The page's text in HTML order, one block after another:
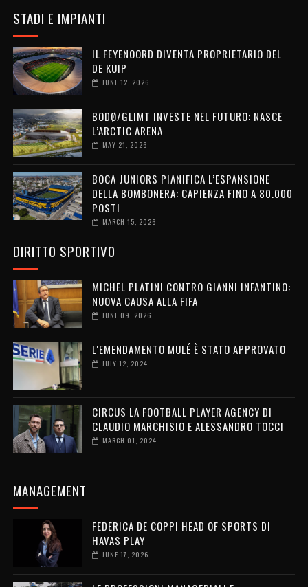
STADI E IMPIANTI
IL FEYENOORD DIVENTA PROPRIETARIO DEL
DE KUIP
JUNE 12, 2026
BODØ/GLIMT INVESTE NEL FUTURO: NASCE
L’ARCTIC ARENA
MAY 21, 2026
BOCA JUNIORS PIANIFICA L’ESPANSIONE
DELLA BOMBONERA: CAPIENZA FINO A 80.000
POSTI
MARCH 15, 2026
DIRITTO SPORTIVO
MICHEL PLATINI CONTRO GIANNI INFANTINO:
NUOVA CAUSA ALLA FIFA
JUNE 09, 2026
L'EMENDAMENTO MULÉ È STATO APPROVATO
JULY 12, 2024
CIRCUS LA FOOTBALL PLAYER AGENCY DI
CLAUDIO MARCHISIO E ALESSANDRO TOCCI
MARCH 01, 2024
MANAGEMENT
FEDERICA DE COPPI HEAD OF SPORTS DI
HAVAS PLAY
JUNE 17, 2026